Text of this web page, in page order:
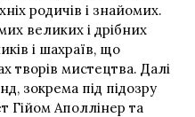
родичів і знайомих.
великих і дрібних
і шахраїв, що
творів мистецтва. Далі
зокрема під підозру
Гійом Аполлінер та